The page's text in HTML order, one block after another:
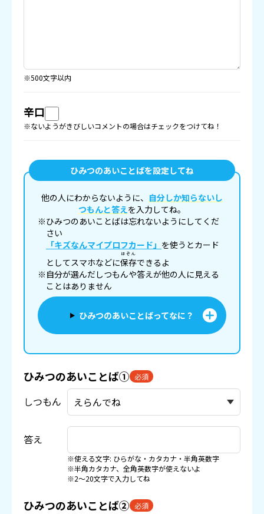
※500文字以内
辛口
※ないようがきびしいコメントの場合はチェックをつけてね！
ひみつのあいことばを設定してね
他の人にわからないように、 自分しか知らないし
つもんと答えを入力してね。
※ひみつのあいことばは忘れないようにしてくだ
さい
「キズなんマイプロフカード」 を使うとカード
としてスマホなどに保存
ほぞん
できるよ
※自分が選んだしつもんや答えが他の人に見える
ことはありません
ひみつのあいことばってなに？
ひみつのあいことば① 必須
しつもん
答え
※使える文字: ひらがな・カタカナ・半角英数字
※半角カタカナ、全角英数字が使えないよ
※2〜20文字で入力してね
ひみつのあいことば② 必須